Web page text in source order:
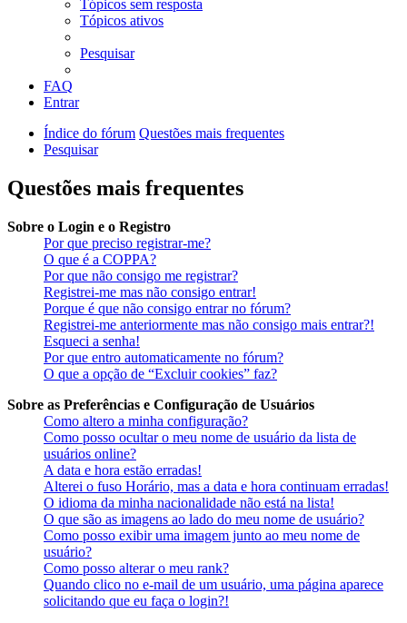
Tópicos sem resposta
Tópicos ativos
Pesquisar
FAQ
Entrar
Índice do fórum Questões mais frequentes
Pesquisar
Questões mais frequentes
Sobre o Login e o Registro
Por que preciso registrar-me?
O que é a COPPA?
Por que não consigo me registrar?
Registrei-me mas não consigo entrar!
Porque é que não consigo entrar no fórum?
Registrei-me anteriormente mas não consigo mais entrar?!
Esqueci a senha!
Por que entro automaticamente no fórum?
O que a opção de “Excluir cookies” faz?
Sobre as Preferências e Configuração de Usuários
Como altero a minha configuração?
Como posso ocultar o meu nome de usuário da lista de
usuários online?
A data e hora estão erradas!
Alterei o fuso Horário, mas a data e hora continuam erradas!
O idioma da minha nacionalidade não está na lista!
O que são as imagens ao lado do meu nome de usuário?
Como posso exibir uma imagem junto ao meu nome de
usuário?
Como posso alterar o meu rank?
Quando clico no e-mail de um usuário, uma página aparece
solicitando que eu faça o login?!